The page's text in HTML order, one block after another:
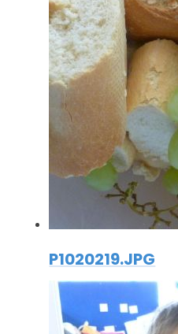
P1020219.JPG